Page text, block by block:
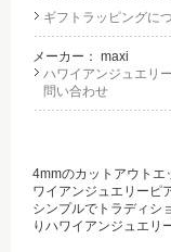
ギフトラッピングに
メーカー： maxi
ハワイアンジュエリ
問い合わせ
4mmのカットアウトエ
ワイアンジュエリーピ
シンプルでトラディシ
りハワイアンジュエリ